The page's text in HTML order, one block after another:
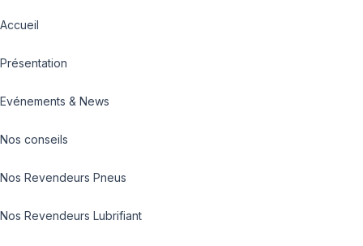
Accueil
Présentation
Evénements & News
Nos conseils
Nos Revendeurs Pneus
Nos Revendeurs Lubrifiant